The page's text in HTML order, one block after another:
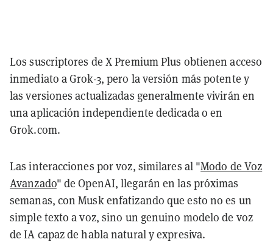
Los suscriptores de X Premium Plus obtienen acceso
inmediato a Grok-3, pero la versión más potente y
las versiones actualizadas generalmente vivirán en
una aplicación independiente dedicada o en
Grok.com.
Las interacciones por voz, similares al "Modo de Voz
Avanzado" de OpenAI, llegarán en las próximas
semanas, con Musk enfatizando que esto no es un
simple texto a voz, sino un genuino modelo de voz
de IA capaz de habla natural y expresiva.